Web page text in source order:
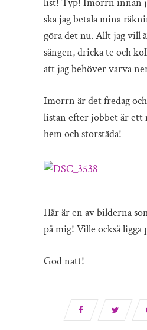
ska jag betala mina
göra det nu. Allt jag vill
sängen, dricka te och
att jag behöver varva
Imorrn är det fredag
listan efter jobbet är ett
hem och storstäda!
Här är en av bilderna
på mig! Ville också ligga
God natt!